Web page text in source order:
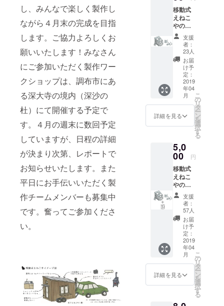
し、みんなで楽しく製作し
ながら４月末の完成を目指
します。ご協力よろしくお
願いいたします！みなさん
にご参加いただく製作ワー
クショップは、調布市にあ
る深大寺の境内（深沙の
杜）にて開催する予定で
す。４月の週末に数回予定
していますが、日程の詳細
が決まり次第、レポートで
お知らせいたします。また
平日にお手伝いいただく製
作チームメンバーも募集中
です。奮ってご参加くださ
い。
社から電気
を買わず、
太陽光発電
と蓄電池、
太陽熱温水
器と木質ペ
トーブな
ど、再生可
ギーのみ
適に仕事を
していま
これまで、
えねこや六
曜舎には多
くの方が見
学に来ら
ナーやワー
クショップ
も開催して
います。ま
た講演会で
に４月
の土日
に開催
予定
（日程
は決ま
り次第
お知ら
せしま
す／雨
天中
止）。
また完
成後に
製作レ
メール
で配信
しま
す。
移動式
えねこ
やの製
作ワー
ク
ショッ
プと完
成お披
露目会
に参加
できま
す（見
学も
可）。
ワーク
ショッ
に４月
の土日
に開催
予定
（日程
は決ま
り次第
お知ら
せしま
す／雨
天中
止）。
また完
成後に
製作レ
ポート
（PDF
支援
者：
23人
お届
け予
定：
2019
年04
月
詳細を見る
こ
の
リ
タ
ー
ン
を
選
択
す
る
5,0
00 円
移動式
えねこ
やの製
作ワー
ク
ショッ
プと完
成お披
露目会
に参加
できま
す（見
学も
可）。
ワーク
ショッ
支援
者：
57人
お届
け予
定：
2019
年04
月
詳細を見る
こ
の
リ
タ
ー
ン
を
選
択
す
る